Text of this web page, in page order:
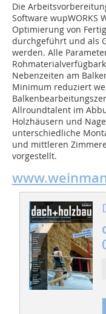
Die
Software wupWORKS
Optimierung von
durchgeführt und als
werden. Alle
Nebenzeiten am
Minimum reduziert
Allroundtalent im
Holzhäusern und
unterschiedliche
und mittleren
vorgestellt.